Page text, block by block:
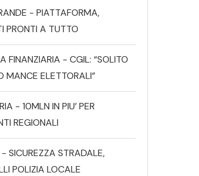
- PIATTAFORMA,
PRONTI A TUTTO
FINANZIARIA - CGIL: “SOLITO
MANCE ELETTORALI”
- 10MLN IN PIU’ PER
REGIONALI
SICUREZZA STRADALE,
POLIZIA LOCALE